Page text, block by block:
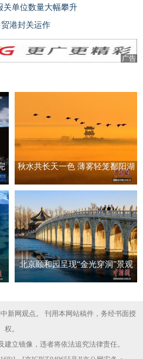
关单位数量大幅攀升
港封关运作
广告
秋水共长天一色 薄雾轻笼鄱阳湖
北京颐和园呈现“金光穿洞”景观
新网观点。 刊用本网站稿件，务经书面授
权。
立镜像，违者将依法追究法律责任。